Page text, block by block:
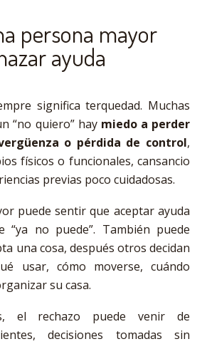
persona mayor
ayuda
significa terquedad. Muchas
“no quiero” hay miedo a perder
o pérdida de control,
físicos o funcionales, cansancio
previas poco cuidadosas.
puede sentir que aceptar ayuda
“ya no puede”. También puede
una cosa, después otros decidan
usar, cómo moverse, cuándo
su casa.
el rechazo puede venir de
decisiones tomadas sin